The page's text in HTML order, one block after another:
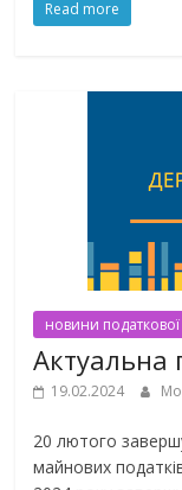
Read more
новини податкової
Актуальна
19.02.2024
20 лютого
майнових